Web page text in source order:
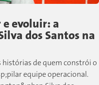
evoluir: a
dos Santos na
histórias de quem constrói o
equipe operacional.